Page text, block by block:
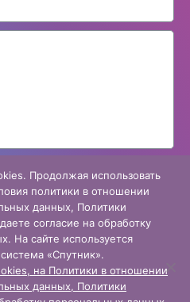
конфиденциальности
«Центр психолого-
Продолжая использовать
политики в отношении
данных, Политики
согласие на обработку
На сайте используется
«Спутник».
на Политики в отношении
данных, Политики